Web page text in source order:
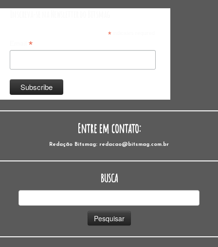
*indicates required
*
Entre em contato:
Redação Bitsmag: redacao@bitsmag.com.br
BUSCA